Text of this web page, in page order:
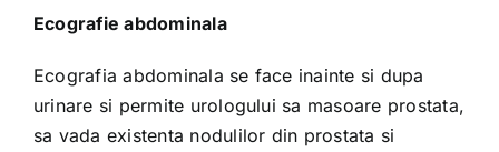
Ecografie abdominala
Ecografia abdominala se face inainte si dupa
urinare si permite urologului sa masoare prostata,
sa vada existenta nodulilor din prostata si